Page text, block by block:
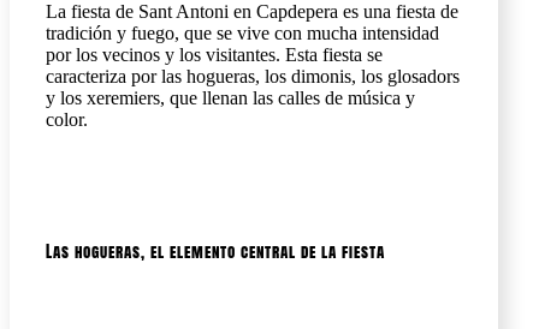
La fiesta de Sant Antoni en Capdepera es una fiesta de
tradición y fuego, que se vive con mucha intensidad
por los vecinos y los visitantes. Esta fiesta se
caracteriza por las hogueras, los dimonis, los glosadors
y los xeremiers, que llenan las calles de música y
color.
Las hogueras, el elemento central de la fiesta